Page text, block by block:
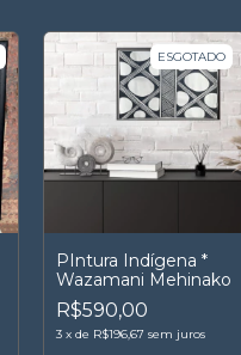
ESGOTADO
PIntura Indígena *
Wazamani Mehinako
R$590,00
3 x de R$196,67 sem juros